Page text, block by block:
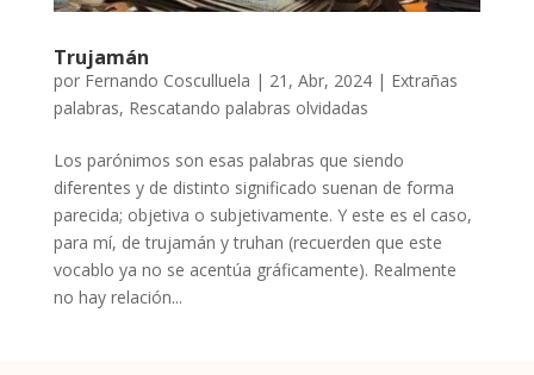
Trujamán
por Fernando Cosculluela | 21, Abr, 2024| Extrañas
palabras, Rescatando palabras olvidadas
Los parónimos son esas palabras que siendo
diferentes y de distinto significado suenan de forma
parecida; objetiva o subjetivamente. Y este es el caso,
para mí, de trujamán y truhan (recuerden que este
vocablo ya no se acentúa gráficamente). Realmente
no hay relación...